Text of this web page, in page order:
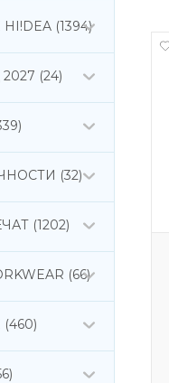
(1394)
(24)
(32)
(1202)
(66)
(460)